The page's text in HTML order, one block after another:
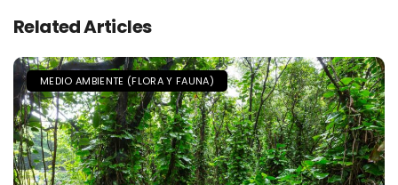
Related Articles
MEDIO AMBIENTE (FLORA Y FAUNA)